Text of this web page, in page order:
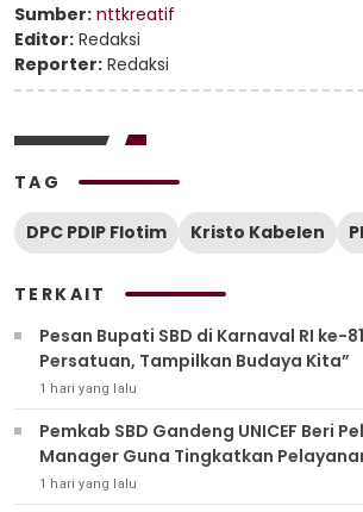
Sumber: nttkreatif
Editor: Redaksi
Reporter: Redaksi
TAG
DPC PDIP Flotim Kristo Kabelen
TERKAIT
Pesan Bupati SBD di Karnaval RI ke-
Persatuan, Tampilkan Budaya Kita”
1 hari yang lalu
Pemkab SBD Gandeng UNICEF Beri
Manager Guna Tingkatkan
1 hari yang lalu